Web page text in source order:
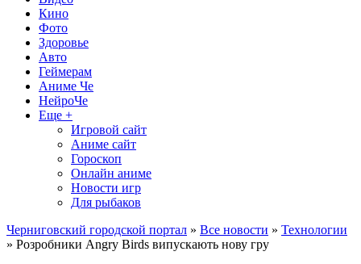
Кино
Фото
Здоровье
Авто
Геймерам
Аниме Че
НейроЧе
Еще +
Игровой сайт
Аниме сайт
Гороскоп
Онлайн аниме
Новости игр
Для рыбаков
Черниговский городской портал » Все новости » Технологии
» Розробники Angry Birds випускають нову гру